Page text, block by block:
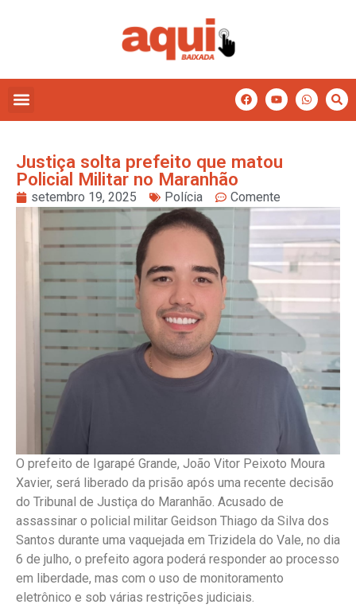
Justiça solta prefeito que matou
Policial Militar no Maranhão
setembro 19, 2025 Polícia Comente
O prefeito de Igarapé Grande, João Vitor Peixoto Moura
Xavier, será liberado da prisão após uma recente decisão
do Tribunal de Justiça do Maranhão. Acusado de
assassinar o policial militar Geidson Thiago da Silva dos
Santos durante uma vaquejada em Trizidela do Vale, no dia
6 de julho, o prefeito agora poderá responder ao processo
em liberdade, mas com o uso de monitoramento
eletrônico e sob várias restrições judiciais.